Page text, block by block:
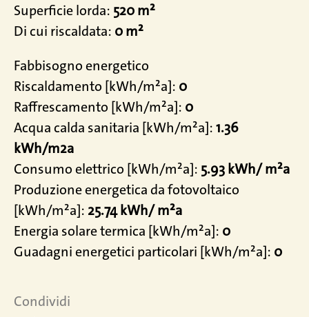
Superficie lorda: 520 m²
Di cui riscaldata: 0 m²
Fabbisogno energetico
Riscaldamento [kWh/m²a]: 0
Raffrescamento [kWh/m²a]: 0
Acqua calda sanitaria [kWh/m²a]:1.36
kWh/m2a
Consumo elettrico [kWh/m²a]: 5.93 kWh/ m²a
Produzione energetica da fotovoltaico
[kWh/m²a]: 25.74 kWh/ m²a
Energia solare termica [kWh/m²a]: 0
Guadagni energetici particolari [kWh/m²a]: 0
Condividi